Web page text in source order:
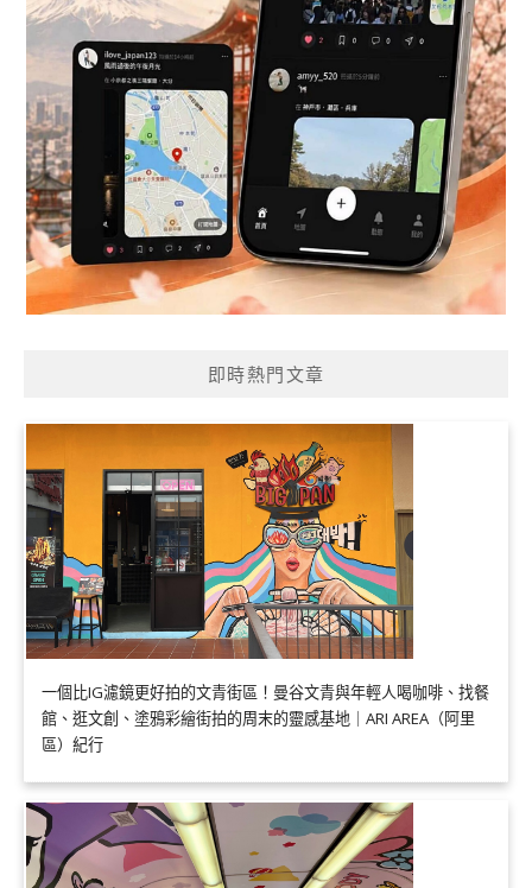
即時熱門文章
一個比IG濾鏡更好拍的文青街區！曼谷文青與年輕人喝咖啡、找餐
館、逛文創、塗鴉彩繪街拍的周末的靈感基地｜ARI AREA（阿里
區）紀行